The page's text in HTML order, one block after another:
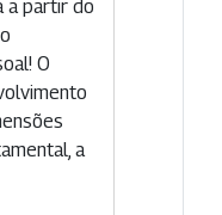
a partir do
O
a